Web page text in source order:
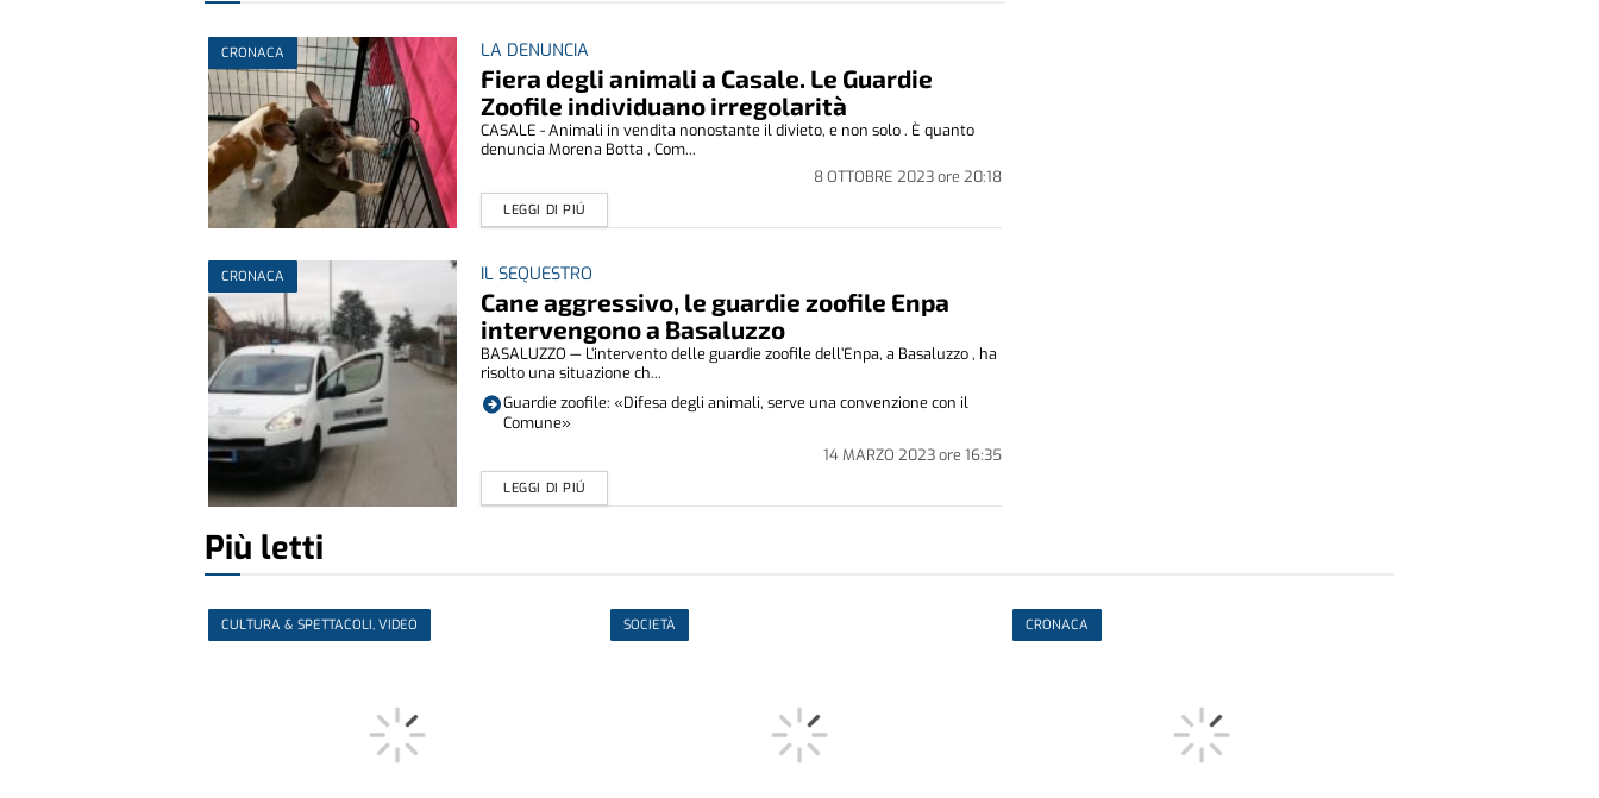
CRONACA LA DENUNCIA
Fiera degli animali a Casale. Le Guardie
Zoofile individuano irregolarità
8 OTTOBRE 2023ore 20:18
CASALE - Animali in vendita nonostante il divieto, e non solo . È quanto
denuncia Morena Botta , Com...
LEGGI DI PIÚ
CRONACA IL SEQUESTRO
Cane aggressivo, le guardie zoofile Enpa
intervengono a Basaluzzo
14 MARZO 2023ore 16:35
BASALUZZO — L’intervento delle guardie zoofile dell’Enpa, a Basaluzzo , ha
risolto una situazione ch...
LEGGI DI PIÚ
Guardie zoofile: «Difesa degli animali, serve una convenzione con il
Comune»
Più letti
CULTURA & SPETTACOLI, VIDEO SOCIETÀ CRONACA